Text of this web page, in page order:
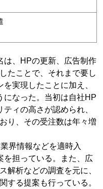
、HPの更新、広告制作
たことで、それまで要し
実現したことに加え、
になった。当初は自社HP
ィの高さが認められ、
り、その受注数は年々増
界情報などを適時入
を担っている。また、広
解析などの調査を元に、
する提案も行っている。